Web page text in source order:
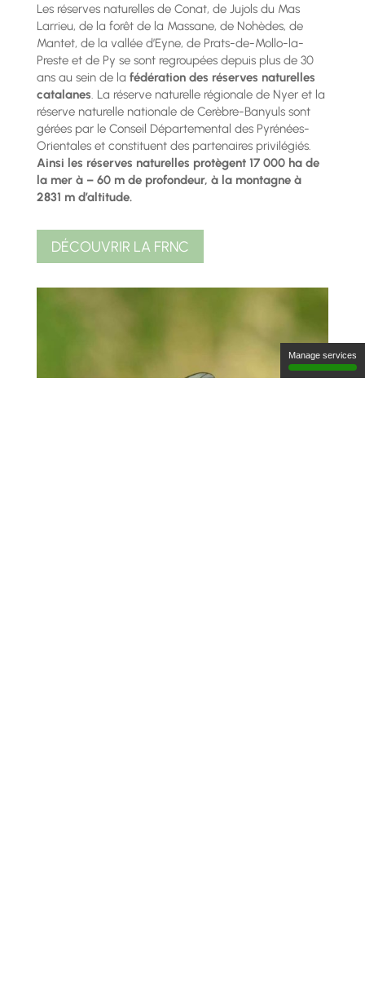
Les réserves naturelles de Conat, de Jujols du Mas
Larrieu, de la forêt de la Massane, de Nohèdes, de
Mantet, de la vallée d’Eyne, de Prats-de-Mollo-la-
Preste et de Py se sont regroupées depuis plus de 30
ans au sein de la fédération des réserves naturelles
catalanes. La réserve naturelle régionale de Nyer et la
réserve naturelle nationale de Cerèbre-Banyuls sont
gérées par le Conseil Départemental des Pyrénées-
Orientales et constituent des partenaires privilégiés.
Ainsi les réserves naturelles protègent 17 000 ha de
la mer à – 60 m de profondeur, à la montagne à
2831 m d’altitude.
DÉCOUVRIR LA FRNC
Manage services